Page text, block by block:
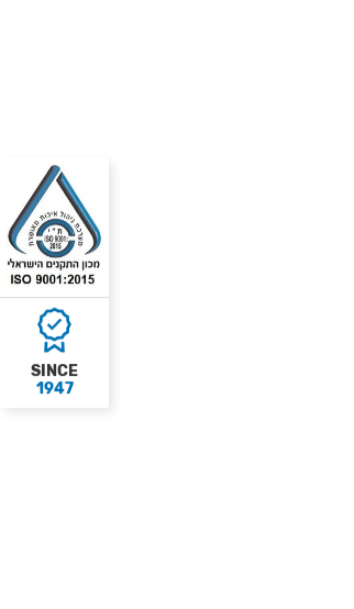
SINCE
1947